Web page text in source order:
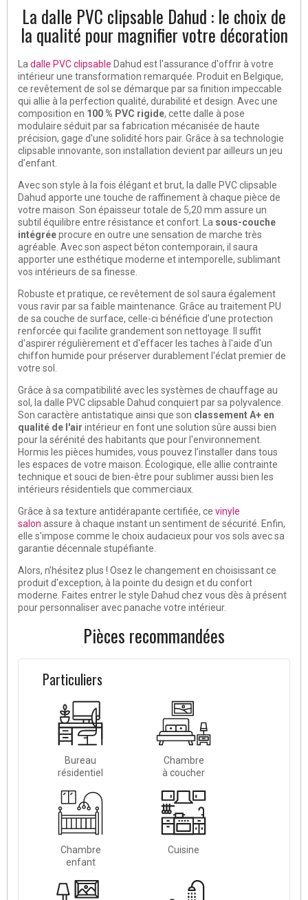
La dalle PVC clipsable Dahud : le choix de
la qualité pour magnifier votre décoration
La dalle PVC clipsable Dahud est l'assurance d'offrir à votre
intérieur une transformation remarquée. Produit en Belgique,
ce revêtement de sol se démarque par sa finition impeccable
qui allie à la perfection qualité, durabilité et design. Avec une
composition en 100 % PVC rigide, cette dalle à pose
modulaire séduit par sa fabrication mécanisée de haute
précision, gage d'une solidité hors pair. Grâce à sa technologie
clipsable innovante, son installation devient par ailleurs un jeu
d’enfant.
Avec son style à la fois élégant et brut, la dalle PVC clipsable
Dahud apporte une touche de raffinement à chaque pièce de
votre maison. Son épaisseur totale de 5,20 mm assure un
subtil équilibre entre résistance et confort. La sous-couche
intégréeprocure en outre une sensation de marche très
agréable. Avec son aspect béton contemporain, il saura
apporter une esthétique moderne et intemporelle, sublimant
vos intérieurs de sa finesse.
Robuste et pratique, ce revêtement de sol saura également
vous ravir par sa faible maintenance. Grâce au traitement PU
de sa couche de surface, celle-ci bénéficie d'une protection
renforcée qui facilite grandement son nettoyage. Il suffit
d'aspirer régulièrement et d'effacer les taches à l'aide d'un
chiffon humide pour préserver durablement l'éclat premier de
votre sol.
Grâce à sa compatibilité avec les systèmes de chauffage au
sol, la dalle PVC clipsable Dahud conquiert par sa polyvalence.
Son caractère antistatique ainsi que son classement A+ en
qualité de l'air intérieur en font une solution sûre aussi bien
pour la sérénité des habitants que pour l'environnement.
Hormis les pièces humides, vous pouvez l’installer dans tous
les espaces de votre maison. Écologique, elle allie contrainte
technique et souci de bien-être pour sublimer aussi bien les
intérieurs résidentiels que commerciaux.
Grâce à sa texture antidérapante certifiée, ce vinyle
salon assure à chaque instant un sentiment de sécurité. Enfin,
elle s'impose comme le choix audacieux pour vos sols avec sa
garantie décennale stupéfiante.
Alors, n’hésitez plus ! Osez le changement en choisissant ce
produit d'exception, à la pointe du design et du confort
moderne. Faites entrer le style Dahud chez vous dès à présent
pour personnaliser avec panache votre intérieur.
Pièces recommandées
Particuliers
Bureau
résidentiel
Chambre
à coucher
Chambre
enfant
Cuisine